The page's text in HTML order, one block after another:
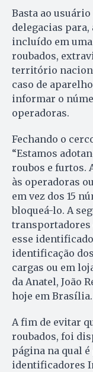
Basta ao
delegacias
incluído em
roubados,
território
caso de
informar o
operadoras.
Fechando o
“Estamos
roubos e furtos.
às operadoras
em vez dos 15
bloqueá-lo. A
transportadores
esse
identificação
cargas ou em
da Anatel, João
hoje em Brasília.
A fim de evitar
roubados, foi
página na qual
identificadores